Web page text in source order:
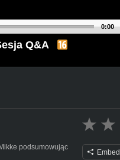
0:00
Q&A
podsumowując
Embed